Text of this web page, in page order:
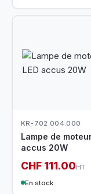
KR-702.004.000
Lampe de
accus 20W
CHF 111.00HT
En stock